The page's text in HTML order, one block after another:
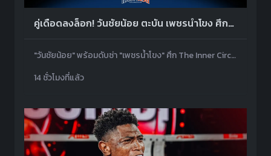
คู่เดือดลงล็อก! วันชัยน้อย ตะบัน เพชรน้ำโขง ศึกนี้มีน็อก
"วันชัยน้อย" พร้อมดับซ่า "เพชรน้ำโขง" ศึก The Inner Circle 26 ต่อเดือด ONE ลุมพินี 166 สายเลือดมวยไทยกระหึ่มศุกร์นี้
14 ชั่วโมงที่แล้ว